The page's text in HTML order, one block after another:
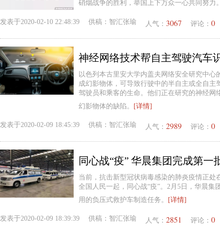
硝烟战争的胜利，举国上下万众一心共同努力
发表于2020-02-10 22:48:39 供稿： 智汇张瑜 人气： 3067 评论： 0
神经网络技术帮自主驾驶汽车
以色列本古里安大学内盖夫网络安全研究中
成幻影物体，可导致行驶中的半自主或全自
驾驶员和乘客的生命。他们正在研究的神经网
幻影物体的缺陷。
[详情]
发表于2020-02-09 18:45:39 供稿： 智汇张瑜 人气： 2989 评论： 0
同心战“疫” 华晨集团完成第一
当前，抗击新型冠状病毒感染的肺炎疫情正
全国人民一起，同心战“疫”。2月5日，华晨
用的负压式救护车制造任务。
[详情]
发表于2020-02-09 18:39:39 供稿： 智汇张瑜 人气： 2851 评论： 0